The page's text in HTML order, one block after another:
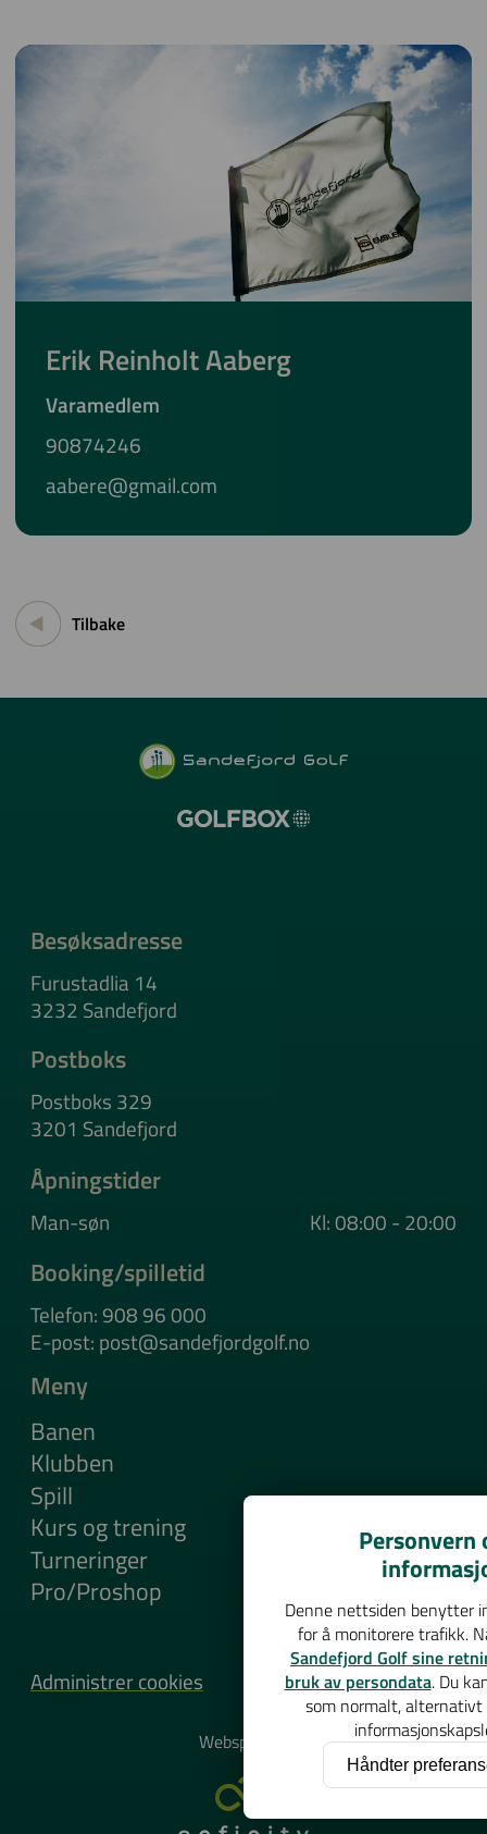
Erik Reinholt Aaberg
Varamedlem
90874246
aabere@gmail.com
Tilbake
Besøksadresse
Furustadlia 14
3232 Sandefjord
Postboks
Postboks 329
3201 Sandefjord
Åpningstider
Man-søn Kl: 08:00 - 20:00
Booking/spilletid
Telefon: 908 96 000
E-post: post@sandefjordgolf.no
Meny
Banen
Klubben
Spill
Kurs og trening
Turneringer
Pro/Proshop
Administrer cookies
Websponsor
Personvern
Denne nettsiden benytter
for å monitorere trafikk.
Sandefjord Golf sine
bruk av persondata. Du
som normalt, alternativt
Håndter